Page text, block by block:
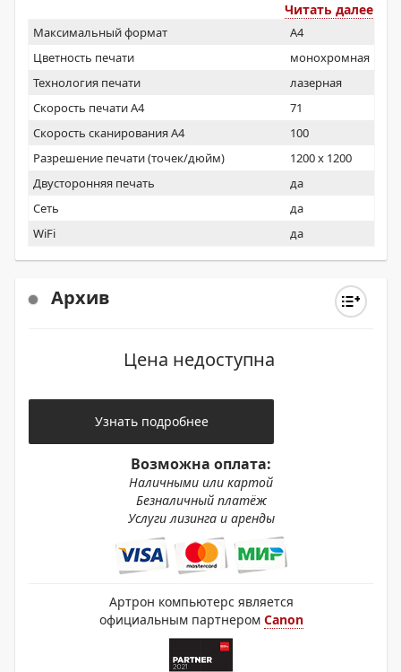
Читать далее
Максимальный формат
A4
Цветность печати
монохромная
Технология печати
лазерная
Скорость печати А4
71
Скорость сканирования А4
100
Разрешение печати (точек/дюйм)
1200 x 1200
Двусторонняя печать
да
Сеть
да
WiFi
да
Архив
Цена недоступна
Узнать подробнее
Возможна оплата:
Наличными или картой
Безналичный платёж
Услуги лизинга и аренды
Артрон компьютерс является
официальным партнером Canon